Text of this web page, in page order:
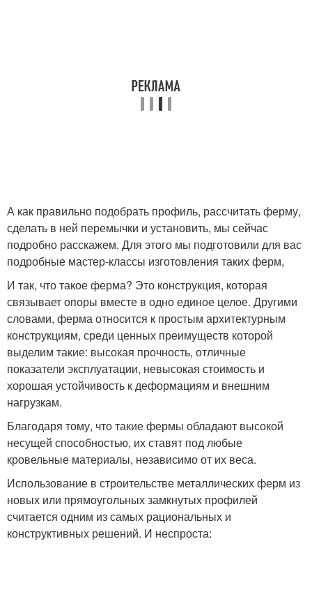
А как правильно подобрать профиль, рассчитать ферму,
сделать в ней перемычки и установить, мы сейчас
подробно расскажем. Для этого мы подготовили для вас
подробные мастер-классы изготовления таких ферм,
И так, что такое ферма? Это конструкция, которая
связывает опоры вместе в одно единое целое. Другими
словами, ферма относится к простым архитектурным
конструкциям, среди ценных преимуществ которой
выделим такие: высокая прочность, отличные
показатели эксплуатации, невысокая стоимость и
хорошая устойчивость к деформациям и внешним
нагрузкам.
Благодаря тому, что такие фермы обладают высокой
несущей способностью, их ставят под любые
кровельные материалы, независимо от их веса.
Использование в строительстве металлических ферм из
новых или прямоугольных замкнутых профилей
считается одним из самых рациональных и
конструктивных решений. И неспроста: